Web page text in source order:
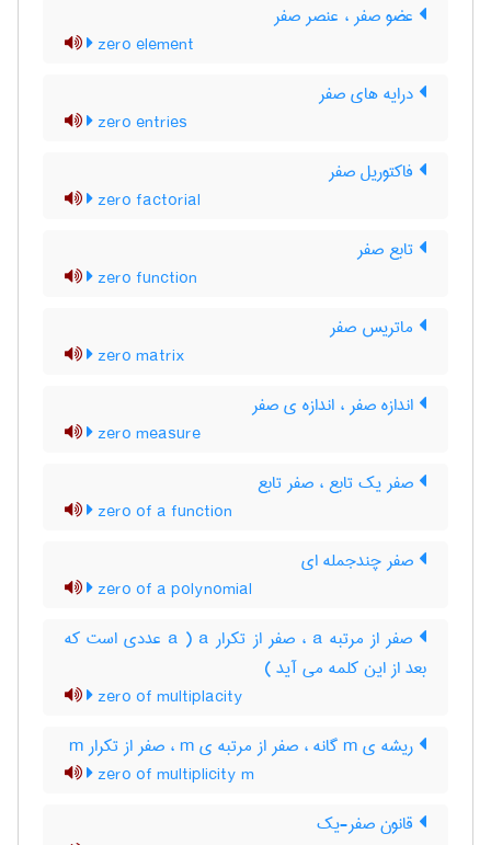
عضو صفر ، عنصر صفر
zero element
درایه های صفر
zero entries
فاکتوریل صفر
zero factorial
تابع صفر
zero function
ماتریس صفر
zero matrix
اندازه صفر ، اندازه ی صفر
zero measure
صفر یک تابع ، صفر تابع
zero of a function
صفر چندجمله ای
zero of a polynomial
صفر از مرتبه a ، صفر از تکرار a ( a عددی است که
بعد از این کلمه می آید )
zero of multiplacity
ریشه ی m گانه ، صفر از مرتبه ی m ، صفر از تکرار m
zero of multiplicity m
قانون صفر-یک